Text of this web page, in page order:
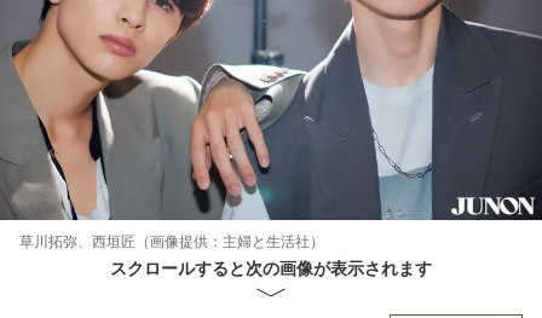
草川拓弥、西垣匠（画像提供：主婦と生活社）
スクロールすると次の画像が表示されます